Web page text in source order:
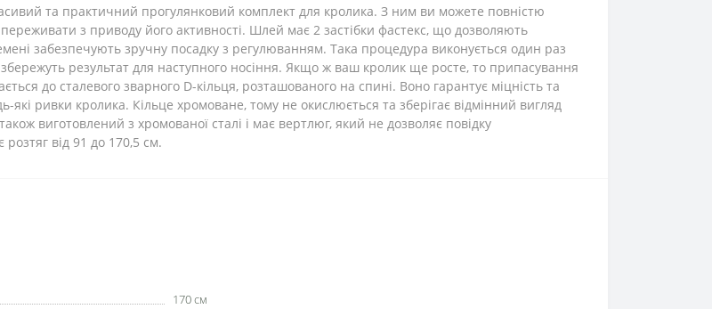
та практичний прогулянковий комплект для кролика. З ним ви можете повністю
з приводу його активності. Шлей має 2 застібки фастекс, що дозволяють
забезпечують зручну посадку з регулюванням. Така процедура виконується один раз
результат для наступного носіння. Якщо ж ваш кролик ще росте, то припасування
до сталевого зварного D-кільця, розташованого на спині. Воно гарантує міцність та
які ривки кролика. Кільце хромоване, тому не окислюється та зберігає відмінний вигляд
виготовлений з хромованої сталі і має вертлюг, який не дозволяє повідку
від 91 до 170,5 см.
170 см